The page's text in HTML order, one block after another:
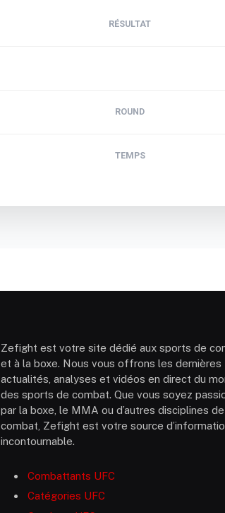
RÉSULTAT
ROUND
TEMPS
Zefight est votre site dédié aux sports de
et à la boxe. Nous vous offrons les dernières
actualités, analyses et vidéos en direct du
des sports de combat. Que vous soyez
par la boxe, le MMA ou d’autres disciplines de
combat, Zefight est votre source
incontournable.
Combattants UFC
Catégories UFC